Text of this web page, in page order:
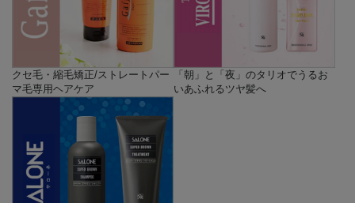
クセ毛・縮毛矯正/ストレートパー
マ毛専用ヘアケア
「朝」と「夜」のタリオでうるお
いあふれるツヤ髪へ